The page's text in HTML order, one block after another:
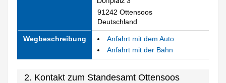
91242 Ottensoos
Deutschland
Wegbeschreibung
Anfahrt mit dem Auto
Anfahrt mit der Bahn
2. Kontakt zum Standesamt Ottensoos